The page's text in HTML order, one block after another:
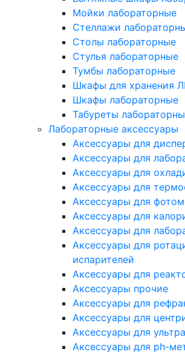
Мойки лабораторные
Стеллажи
Столы лабораторные
Стулья лабораторные
Тумбы лабораторные
Шкафы для хранения
Шкафы лабораторные
Табуреты
Лабораторные аксессуары
Аксессуары для
Аксессуары для
Аксессуары для
Аксессуары для
Аксессуары для
Аксессуары для
Аксессуары для
Аксессуары для
испарителей
Аксессуары для
Аксессуары прочие
Аксессуары для
Аксессуары для
Аксессуары для
Аксессуары для ph-